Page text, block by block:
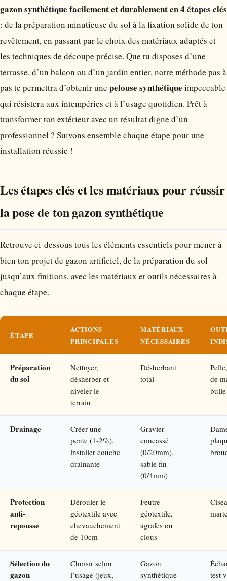
gazon synthétique facilement et durablement en 4 étapes clés
: de la préparation minutieuse du sol à la fixation solide de ton
revêtement, en passant par le choix des matériaux adaptés et
les techniques de découpe précise. Que tu disposes d’une
terrasse, d’un balcon ou d’un jardin entier, notre méthode pas à
pas te permettra d’obtenir une pelouse synthétique impeccable
qui résistera aux intempéries et à l’usage quotidien. Prêt à
transformer ton extérieur avec un résultat digne d’un
professionnel ? Suivons ensemble chaque étape pour une
installation réussie !
Les étapes clés et les matériaux pour réussir
la pose de ton gazon synthétique
Retrouve ci-dessous tous les éléments essentiels pour mener à
bien ton projet de gazon artificiel, de la préparation du sol
jusqu’aux finitions, avec les matériaux et outils nécessaires à
chaque étape.
ÉTAPE
ACTIONS
PRINCIPALES
MATÉRIAUX
NÉCESSAIRES
Préparation
du sol
Nettoyer,
désherber et
niveler le
terrain
Désherbant
total
de
bulle
Drainage
Créer une
pente (1-2%),
installer couche
drainante
Gravier
concassé
(0/20mm),
sable fin
(0/4mm)
Protection
anti-
repousse
Dérouler le
géotextile avec
chevauchement
de 10cm
Feutre
géotextile,
agrafes ou
clous
Sélection du
gazon
Choisir selon
l’usage (jeux,
Gazon
synthétique
test